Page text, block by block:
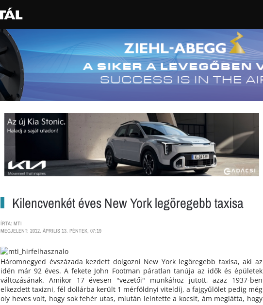
Kilencvenkét éves New York legöregebb taxisa
ÍRTA: MTI
MEGJELENT: 2012. ÁPRILIS 13. PÉNTEK, 07:19
Háromnegyed évszázada kezdett dolgozni New York legöregebb taxisa, aki az
idén már 92 éves. A fekete John Footman páratlan tanúja az idők és épületek
változásának. Amikor 17 évesen "vezetői" munkához jutott, azaz 1937-ben
elkezdett taxizni, fél dollárba került 1 mérföldnyi viteldíj, a fajgyűlölet pedig még
oly heves volt, hogy sok fehér utas, miután leintette a kocsit, ám meglátta, hogy